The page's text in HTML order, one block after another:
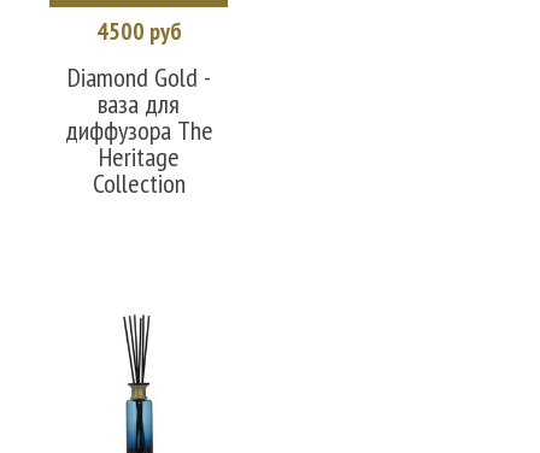
4500 руб
Diamond Gold -
ваза для
диффузора The
Heritage
Collection